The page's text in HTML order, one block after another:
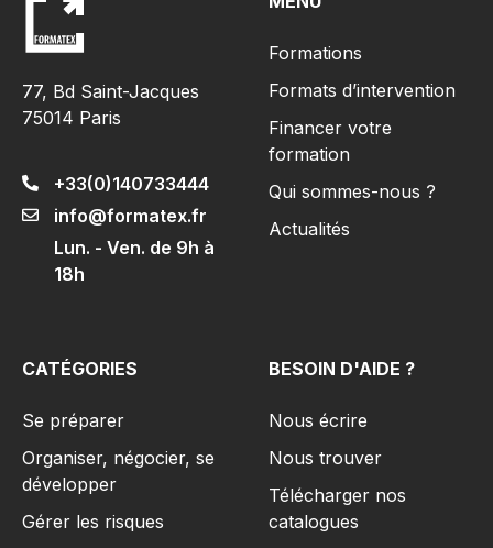
77, Bd Saint-Jacques
75014 Paris
+33(0)140733444
info@formatex.fr
Lun. - Ven. de 9h à
18h
Formations
Formats d’intervention
Financer votre
formation
Qui sommes-nous ?
Actualités
CATÉGORIES
Se préparer
Organiser, négocier, se
développer
Gérer les risques​
BESOIN D'AIDE ?
Nous écrire
Nous trouver
Télécharger nos
catalogues